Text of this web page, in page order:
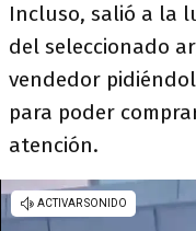
Incluso, salió a la
del seleccionado
vendedor
para poder
atención.